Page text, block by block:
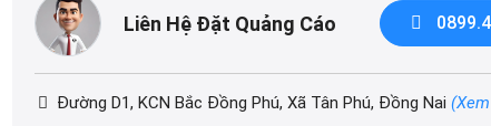
Liên Hệ Đặt Quảng Cáo
Đường D1, KCN Bắc Đồng Phú, Xã Tân Phú, Đồng Nai